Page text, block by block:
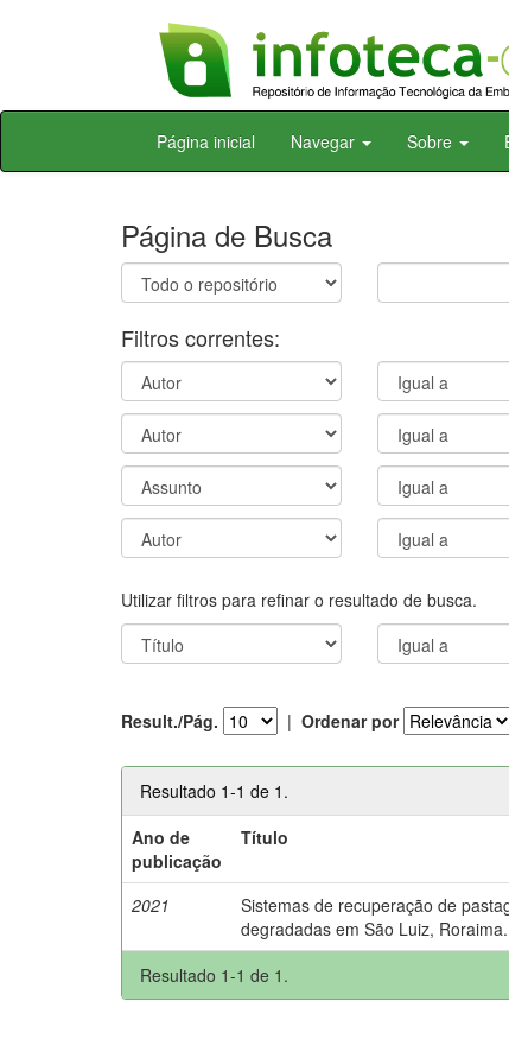
Skip
Página inicial Navegar Sobre
Página de Busca
Filtros correntes:
Utilizar filtros para refinar o resultado de busca.
Result./Pág. | Ordenar por
Resultado 1-1 de 1.
Ano de
publicação
Título
2021
Sistemas de recuperação de
degradadas em São Luiz, Roraima.
Resultado 1-1 de 1.